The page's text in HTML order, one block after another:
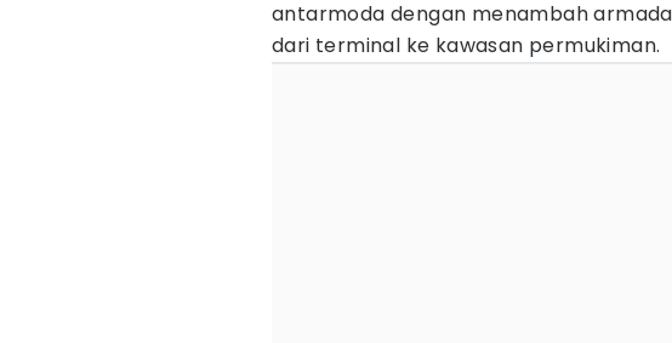
antarmoda dengan menambah
dari terminal ke kawasan permukiman.